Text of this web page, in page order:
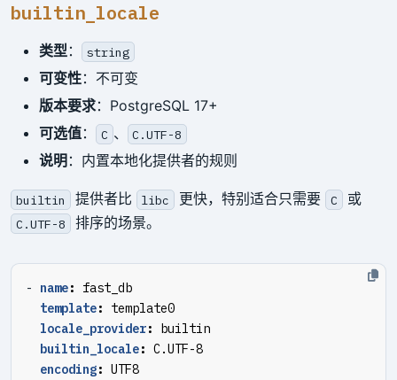
builtin_locale
类型： string
可变性：不可变
版本要求：PostgreSQL 17+
可选值： C 、 C.UTF-8
说明 ：内置本地化提供者的规则
builtin 提供者比 libc 更快，特别适合只需要 C 或
C.UTF-8 排序的场景。
- name:
fast_db
template:
template0
locale_provider:
builtin
builtin_locale: C.UTF-8
encoding: UTF8